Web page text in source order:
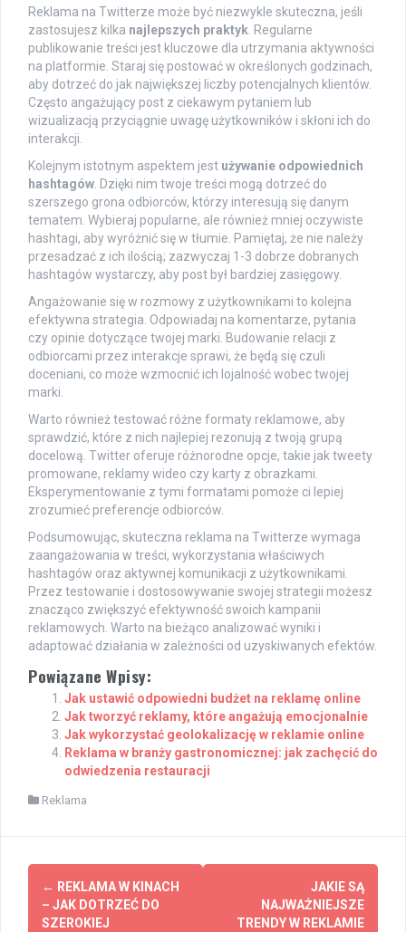
Reklama na Twitterze może być niezwykle skuteczna, jeśli
zastosujesz kilka najlepszych praktyk . Regularne
publikowanie treści jest kluczowe dla utrzymania aktywności
na platformie. Staraj się postować w określonych godzinach,
aby dotrzeć do jak największej liczby potencjalnych klientów.
Często angażujący post z ciekawym pytaniem lub
wizualizacją przyciągnie uwagę użytkowników i skłoni ich do
interakcji.
Kolejnym istotnym aspektem jest używanie odpowiednich
hashtagów . Dzięki nim twoje treści mogą dotrzeć do
szerszego grona odbiorców, którzy interesują się danym
tematem. Wybieraj popularne, ale również mniej oczywiste
hashtagi, aby wyróżnić się w tłumie. Pamiętaj, że nie należy
przesadzać z ich ilością; zazwyczaj 1-3 dobrze dobranych
hashtagów wystarczy, aby post był bardziej zasięgowy.
Angażowanie się w rozmowy z użytkownikami to kolejna
efektywna strategia. Odpowiadaj na komentarze, pytania
czy opinie dotyczące twojej marki. Budowanie relacji z
odbiorcami przez interakcje sprawi, że będą się czuli
doceniani, co może wzmocnić ich lojalność wobec twojej
marki.
Warto również testować różne formaty reklamowe, aby
sprawdzić, które z nich najlepiej rezonują z twoją grupą
docelową. Twitter oferuje różnorodne opcje, takie jak tweety
promowane, reklamy wideo czy karty z obrazkami.
Eksperymentowanie z tymi formatami pomoże ci lepiej
zrozumieć preferencje odbiorców.
Podsumowując, skuteczna reklama na Twitterze wymaga
zaangażowania w treści, wykorzystania właściwych
hashtagów oraz aktywnej komunikacji z użytkownikami.
Przez testowanie i dostosowywanie swojej strategii możesz
znacząco zwiększyć efektywność swoich kampanii
reklamowych. Warto na bieżąco analizować wyniki i
adaptować działania w zależności od uzyskiwanych efektów.
Powiązane Wpisy:
Jak ustawić odpowiedni budżet na reklamę online
Jak tworzyć reklamy, które angażują emocjonalnie
Jak wykorzystać geolokalizację w reklamie online
Reklama w branży gastronomicznej: jak zachęcić do
odwiedzenia restauracji
Reklama
Post
navigation
← REKLAMA W KINACH
– JAK DOTRZEĆ DO
SZEROKIEJ
JAKIE SĄ
NAJWAŻNIEJSZE
TRENDY W REKLAMIE